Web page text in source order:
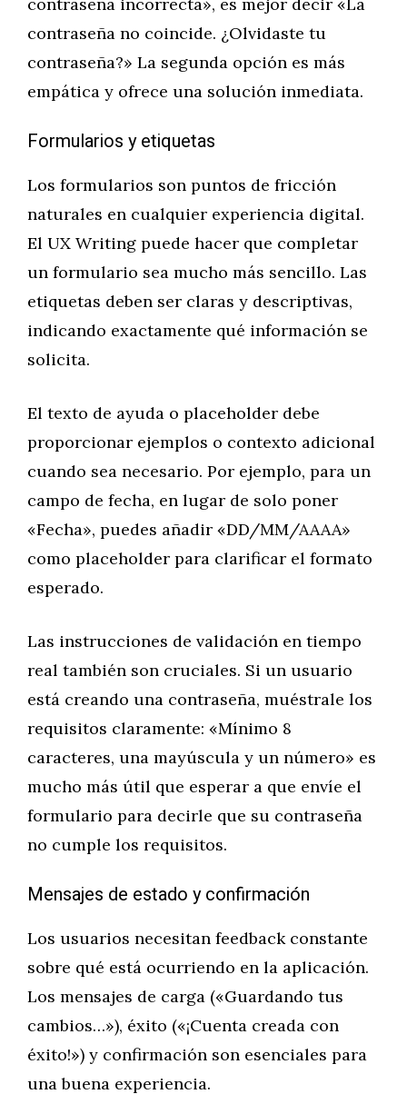
contraseña no coincide. ¿Olvidaste tu
contraseña?» La segunda opción es más
empática y ofrece una solución inmediata.
Formularios y etiquetas
Los formularios son puntos de fricción
naturales en cualquier experiencia digital.
El UX Writing puede hacer que completar
un formulario sea mucho más sencillo. Las
etiquetas deben ser claras y descriptivas,
indicando exactamente qué información se
solicita.
El texto de ayuda o placeholder debe
proporcionar ejemplos o contexto adicional
cuando sea necesario. Por ejemplo, para un
campo de fecha, en lugar de solo poner
«Fecha», puedes añadir «DD/MM/AAAA»
como placeholder para clarificar el formato
esperado.
Las instrucciones de validación en tiempo
real también son cruciales. Si un usuario
está creando una contraseña, muéstrale los
requisitos claramente: «Mínimo 8
caracteres, una mayúscula y un número» es
mucho más útil que esperar a que envíe el
formulario para decirle que su contraseña
no cumple los requisitos.
Mensajes de estado y confirmación
Los usuarios necesitan feedback constante
sobre qué está ocurriendo en la aplicación.
Los mensajes de carga («Guardando tus
cambios…»), éxito («¡Cuenta creada con
éxito!») y confirmación son esenciales para
una buena experiencia.